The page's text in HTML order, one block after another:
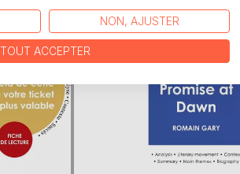
NON, AJUSTER
TOUT ACCEPTER